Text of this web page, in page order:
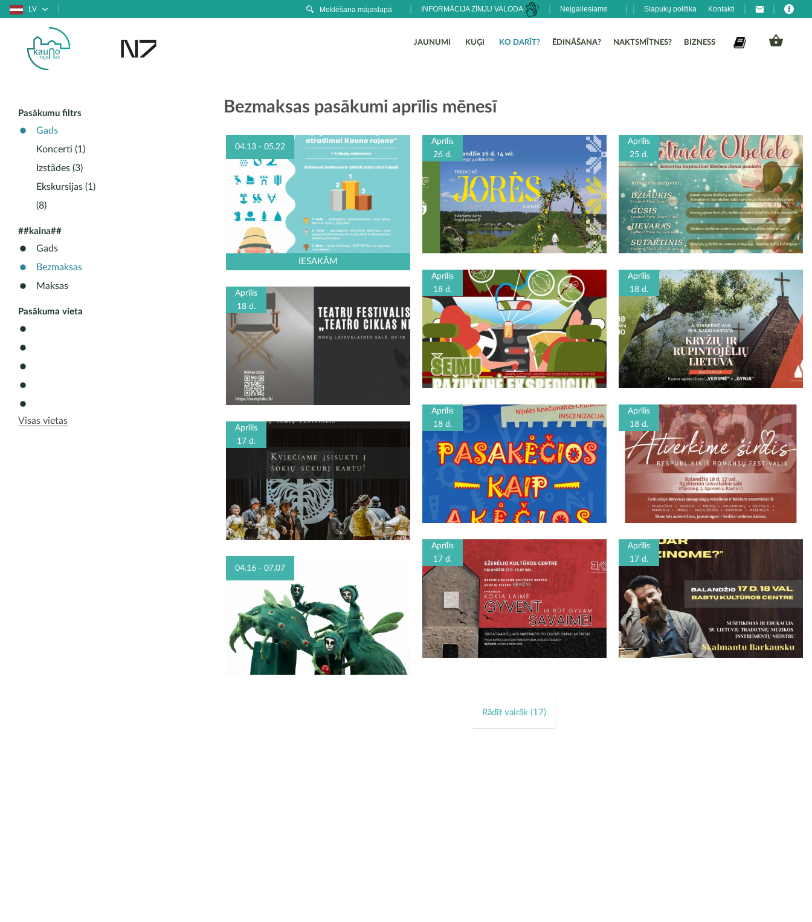
LV Slapukų politika Kontakti
Neįgaliesiams
INFORMĀCIJA ZĪMJU VALODA
JAUNUMI KUĢI KO DARĪT? ĒDINĀŠANA? NAKTSMĪTNES? BIZNESS
Pasākumu filtrs
Gads
Koncerti (1)
Izstādes (3)
Ekskursijas (1)
(8)
##kaina##
Gads
Bezmaksas
Maksas
Pasākuma vieta
Visas vietas
Bezmaksas pasākumi aprīlis mēnesī
04.13 - 05.22
IESAKĀM
Aprīlis
26 d.
Aprīlis
25 d.
Aprīlis
18 d.
Aprīlis
18 d.
Aprīlis
18 d.
Aprīlis
18 d.
Aprīlis
18 d.
Aprīlis
17 d.
Aprīlis
17 d.
Aprīlis
17 d.
04.16 - 07.07
Rādīt vairāk (17)